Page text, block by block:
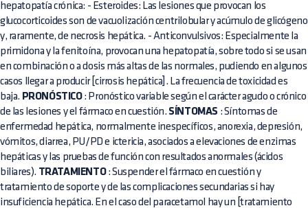
hepatopatía crónica: - Esteroides: Las lesiones que provocan los
glucocorticoides son de vacuolización centrilobular y acúmulo de glicógeno
y, raramente, de necrosis hepática. - Anticonvulsivos: Especialmente la
primidona y la fenitoína, provocan una hepatopatía, sobre todo si se usan
en combinación o a dosis más altas de las normales, pudiendo en algunos
casos llegar a producir [cirrosis hepática]. La frecuencia de toxicidad es
baja. PRONÓSTICO: Pronóstico variable según el carácter agudo o crónico
de las lesiones y el fármaco en cuestión. SÍNTOMAS : Síntomas de
enfermedad hepática, normalmente inespecíficos, anorexia, depresión,
vómitos, diarrea, PU/PD e ictericia, asociados a elevaciones de enzimas
hepáticas y las pruebas de función con resultados anormales (ácidos
biliares). TRATAMIENTO: Suspender el fármaco en cuestión y
tratamiento de soporte y de las complicaciones secundarias si hay
insuficiencia hepática. En el caso del paracetamol hay un [tratamiento